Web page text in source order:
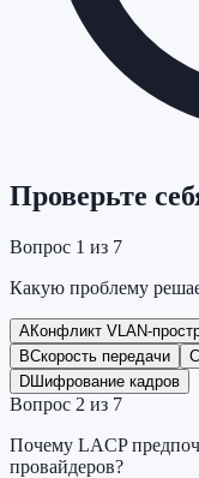
Проверьте
Вопрос 1 из 7
Какую проблему
AКонфликт VLAN-
BСкорость передачи C
D Шифрование кадров
Вопрос 2 из 7
Почему LACP
провайдеров?